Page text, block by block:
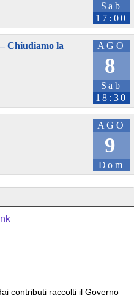
Sab
17:00
AGO
8
Sab
18:30
Chiudiamo la
AGO
9
Dom
contributi raccolti il Governo